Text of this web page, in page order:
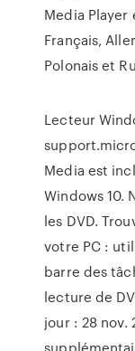
Media Player
Français,
Polonais et
Lecteur
Media est
Windows 10.
les DVD.
votre PC :
barre des
lecture de
jour : 28 nov.